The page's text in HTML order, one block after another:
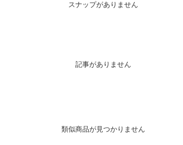
スナップがありません
記事がありません
類似商品が見つかりません